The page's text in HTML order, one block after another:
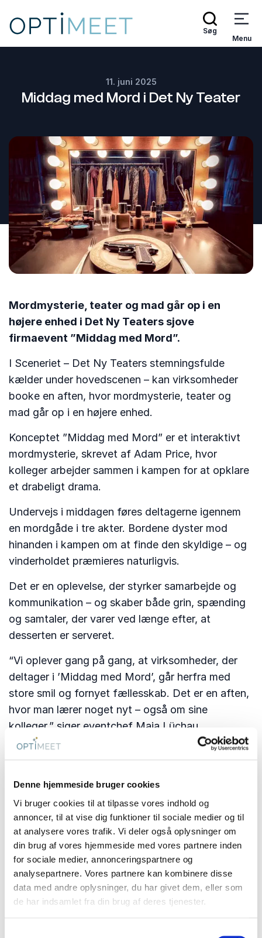
Denne hjemmeside bruger cookies
Vi bruger cookies til at tilpasse vores indhold og
annoncer, til at vise dig funktioner til sociale medier og til
at analysere vores trafik. Vi deler også oplysninger om
din brug af vores hjemmeside med vores partnere inden
for sociale medier, annonceringspartnere og
analysepartnere. Vores partnere kan kombinere disse
data med andre oplysninger, du har givet dem, eller som
de har indsamlet fra din brug af deres tjenester.
Søg
Menu
11. juni 2025
Middag med Mord i Det Ny Teater
Mordmysterie, teater og mad går op i en
højere enhed i Det Ny Teaters sjove
firmaevent ”Middag med Mord”.
I Sceneriet – Det Ny Teaters stemningsfulde
kælder under hovedscenen – kan virksomheder
booke en aften, hvor mordmysterie, teater og
mad går op i en højere enhed.
Konceptet ”Middag med Mord” er et interaktivt
mordmysterie, skrevet af Adam Price, hvor
kolleger arbejder sammen i kampen for at opklare
et drabeligt drama.
Undervejs i middagen føres deltagerne igennem
en mordgåde i tre akter. Bordene dyster mod
hinanden i kampen om at finde den skyldige – og
vinderholdet præmieres naturligvis.
Det er en oplevelse, der styrker samarbejde og
kommunikation – og skaber både grin, spænding
og samtaler, der varer ved længe efter, at
desserten er serveret.
“Vi oplever gang på gang, at virksomheder, der
deltager i ’Middag med Mord’, går herfra med
store smil og fornyet fællesskab. Det er en aften,
hvor man lærer noget nyt – også om sine
kolleger,” siger eventchef Maja Lüchau.
Flere virksomheder har allerede benyttet ”Middag
firmafest eller teambuilding-dag. Kombinationen
af mordmysterie, velsmagende mad og historiske
rammer giver deltagerne en unik oplevelse – og en
aften, de sent vil glemme.
Se mere om Det Ny Teater